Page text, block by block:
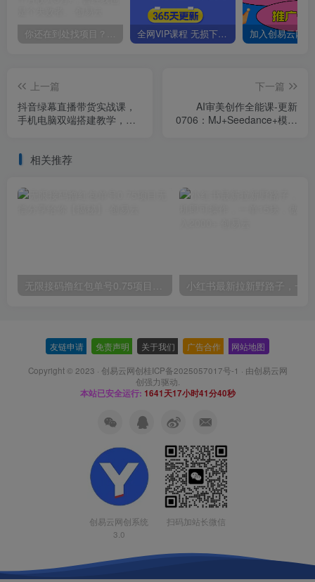
你还在到处找项目？还在当韭菜？我靠卖项目一个月收入5万+，曾经我也是个失败者。 全网VIP课程 无损下载~
上一篇
抖音绿幕直播带货实战课，
手机电脑双端搭建教学，起
下一篇
AI审美创作全能课-更新
0706：MJ+Seedance+模型
相关推荐
无限接码撸红包单号0.75项目无偿分享给你【揭秘】
友链申请 免责声明 关于我们 广告合作 网站地图
Copyright © 2023 · 创易云网创桂ICP备2025057017号-1 · 由创易云网
创强力驱动.
本站已安全运行: 1641天17小时41分41秒
创易云网创系统
3.0
扫码加站长微信